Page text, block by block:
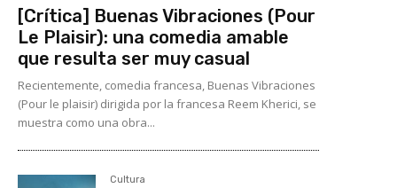
[Crítica] Buenas Vibraciones (Pour
Le Plaisir): una comedia amable
que resulta ser muy casual
Recientemente, comedia francesa, Buenas Vibraciones
(Pour le plaisir) dirigida por la francesa Reem Kherici, se
muestra como una obra...
Cultura